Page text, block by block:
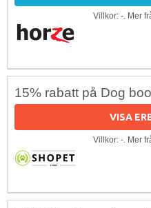
Villkor: -. Mer
15% rabatt på Dog
VISA
Villkor: -. Mer